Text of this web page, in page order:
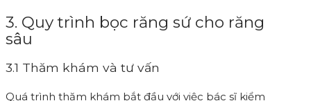
3. Quy trình bọc răng sứ cho răng
sâu
3.1 Thăm khám và tư vấn
Quá trình thăm khám bắt đầu với việc bác sĩ kiểm